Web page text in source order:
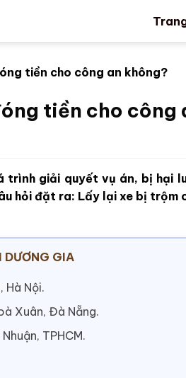
tiền cho công an không?
tiền cho công
giải quyết vụ án, bị hại
hỏi đặt ra: Lấy lại xe bị trộm
DƯƠNG GIA
Hà Nội.
Xuân, Đà Nẵng.
TPHCM.